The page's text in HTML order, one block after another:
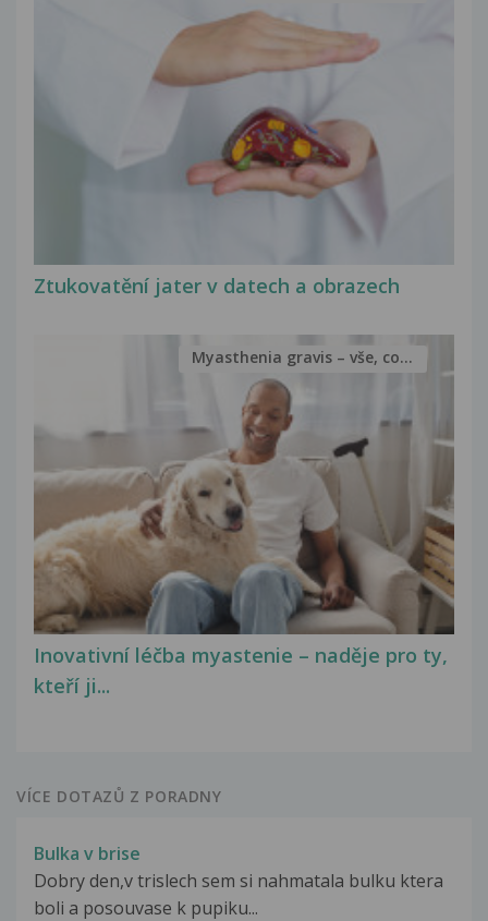
Ztukovatění jater v datech a obrazech
Inovativní léčba myastenie – naděje pro ty,
kteří ji...
Myasthenia gravis – vše, co...
VÍCE DOTAZŮ Z PORADNY
Bulka v brise
Dobry den,v trislech sem si nahmatala bulku ktera
boli a posouvase k pupiku...